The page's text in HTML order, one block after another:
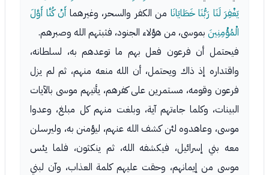
يَغْفِرَ لَنَا رَبُّنَا خَطَايَانَا من الكفر والسحر، وغيرهما أَنْ كُنَّا أَوَّلَ
الْمُؤْمِنِينَ بموسى، من هؤلاء الجنود، فثبتهم الله وصبرهم.
فيحتمل أن فرعون فعل بهم ما توعدهم به، لسلطانه،
واقتداره إذ ذاك ويحتمل، أن الله منعه منهم، ثم لم يزل
فرعون وقومه، مستمرين على كفرهم، يأتيهم موسى بالآيات
البينات، وكلما جاءتهم آية، وبلغت منهم كل مبلغ، وعدوا
موسى، وعاهدوه لئن كشف الله عنهم، ليؤمنن به، وليرسلن
معه بني إسرائيل، فيكشفه الله، ثم ينكثون، فلما يئس
موسى من إيمانهم، وحقت عليهم كلمة العذاب، وآن لبني